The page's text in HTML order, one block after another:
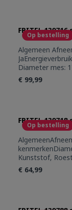
Op bestelling
FRITEL
Algemeen
Diameter mes:
7001)Materiaal:
€ 99,99
Op bestelling
FRITEL
Kunststof,
opvangschaal
€ 64,99